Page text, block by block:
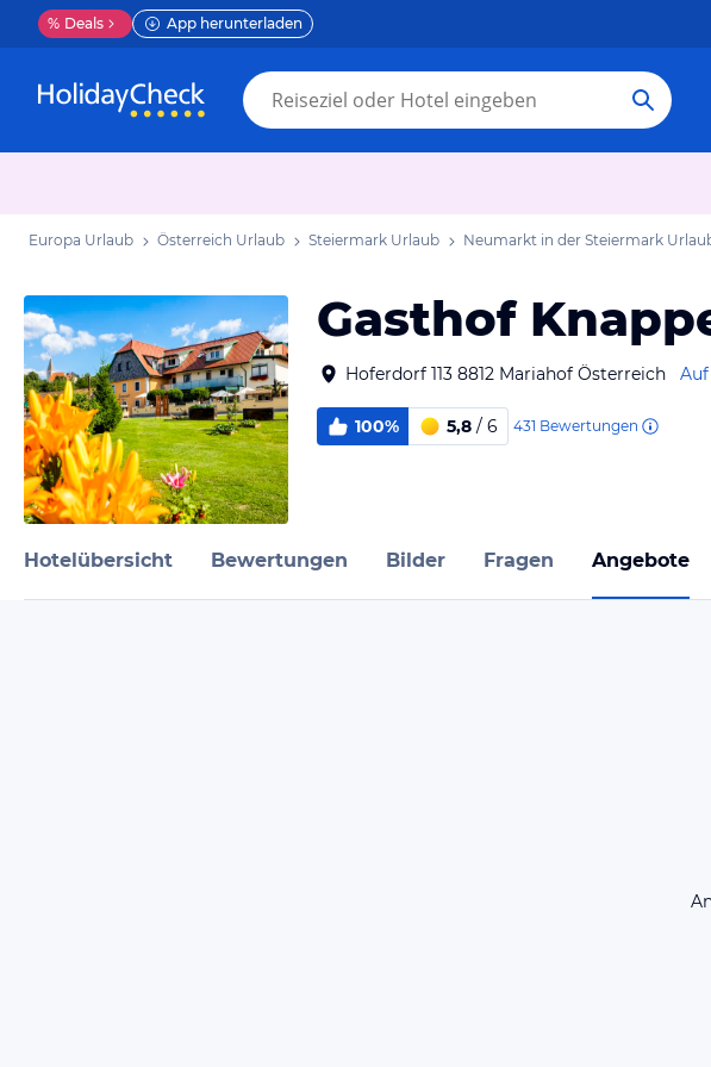
% Deals App herunterladen
Europa Urlaub Österreich Urlaub Steiermark Urlaub Neumarkt in der Steiermark
Gasthof
Hoferdorf 113 8812 Mariahof Österreich
100% 5,8 / 6 431 Bewertungen
Hotelübersicht Bewertungen Bilder Fragen Angebote